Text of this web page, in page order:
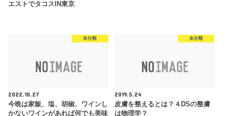
エストでタコスIN東京
未分類
2022.10.27
今晩は家飯、塩、胡椒、ワインし
かないワインがあれば何でも美味
未分類
2019.5.24
皮膚を整えるとは？４DSの整膚
は物理学？